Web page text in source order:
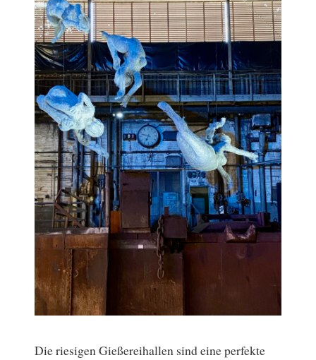
Die riesigen Gießereihallen sind eine perfekte